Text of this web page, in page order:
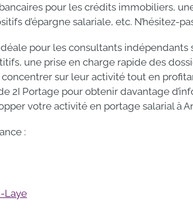
pour les crédits immobiliers,
d’épargne salariale, etc. N’hésitez-
pour les consultants
une prise en charge rapide des
sur leur activité tout en
2I Portage pour obtenir davantage
votre activité en portage salarial à
:
Laye